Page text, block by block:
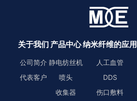
关于我们
公司简介
代表客户
产品中心
静电纺丝机
喷头
收集器
纳米纤维的应用
人工血管
DDS
伤口敷料